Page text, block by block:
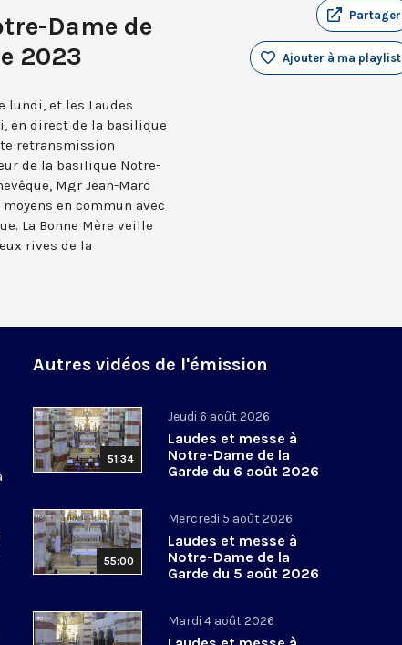
Dame de
2023
Partager
Ajouter à ma playlist
lundi, et les Laudes
en direct de la basilique
retransmission
de la basilique Notre-
Mgr Jean-Marc
en commun avec
La Bonne Mère veille
rives de la
Autres vidéos de l'émission
51:34
Jeudi 6 août 2026
Laudes et messe à
Notre-Dame de la
Garde du 6 août 2026
55:00
Mercredi 5 août 2026
Laudes et messe à
Notre-Dame de la
Garde du 5 août 2026
Mardi 4 août 2026